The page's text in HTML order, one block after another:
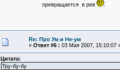
превращается в рев
.
Re: Про Ум и Не-ум
« Ответ #6 : 03 Мая 2007, 15:10:07
Цитата:
Тру-бу-бу